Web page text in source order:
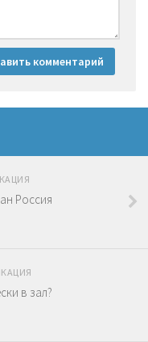
Россия
в зал?